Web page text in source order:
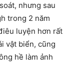
nhưng sau
trong 2 năm
luyện hơn rất
vật biển, cũng
hề làm ảnh